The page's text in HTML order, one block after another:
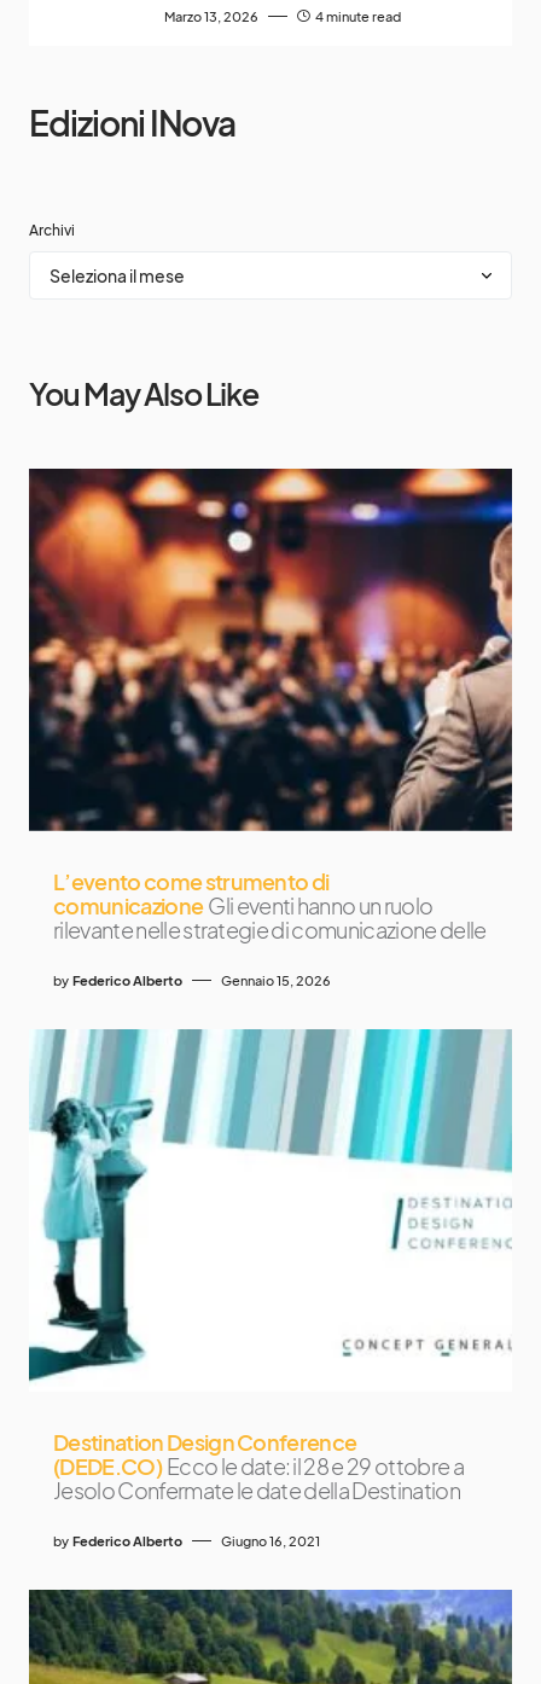
Marzo 13, 2026 4 minute read
Edizioni INova
Archivi
You May Also Like
L’evento come strumento di
comunicazione Gli eventi hanno un ruolo
rilevante nelle strategie di comunicazione delle
by Federico Alberto Gennaio 15, 2026
Destination Design Conference
(DEDE.CO) Ecco le date: il 28 e 29 ottobre a
Jesolo Confermate le date della Destination
by Federico Alberto Giugno 16, 2021